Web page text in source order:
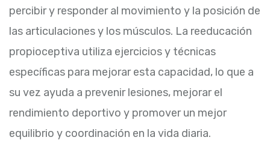
percibir y responder al movimiento y la posición de
las articulaciones y los músculos. La reeducación
propioceptiva utiliza ejercicios y técnicas
específicas para mejorar esta capacidad, lo que a
su vez ayuda a prevenir lesiones, mejorar el
rendimiento deportivo y promover un mejor
equilibrio y coordinación en la vida diaria.